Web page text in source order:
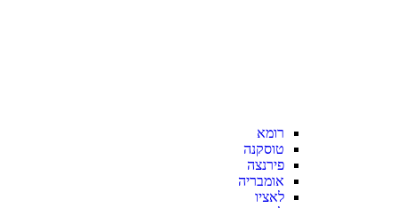
רומא
טוסקנה
פירנצה
אומבריה
לאציו